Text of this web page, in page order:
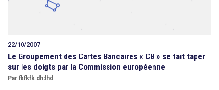
22/10/2007
Le Groupement des Cartes Bancaires « CB » se fait taper
sur les doigts par la Commission européenne
Par fkfkfk dhdhd